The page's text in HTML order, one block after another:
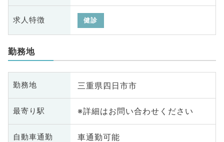
求人特徴 健診
勤務地
勤務地 三重県四日市市
最寄り駅 ※詳細はお問い合わせください
自動車通勤 車通勤可能